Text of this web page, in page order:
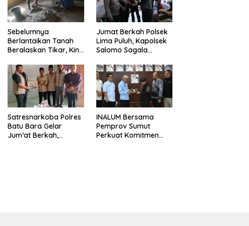
Sebelumnya
Berlantaikan Tanah
Beralaskan Tikar, Kini
Lantai Rumah yang
Layak Berkat Satgas
TMMD Ke-129 Kodim
0208/Asahan
Jumat Berkah Polsek
Lima Puluh, Kapolsek
Salomo Sagala
kepada 50 Petani di
Simpang Gambus
Satresnarkoba Polres
Batu Bara Gelar
Jum’at Berkah,
INALUM Bersama
Pemprov Sumut
Perkuat Komitmen